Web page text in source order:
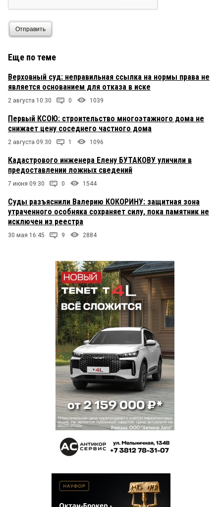
Отправить
Еще по теме
Верховный суд: неправильная ссылка на нормы права не
является основанием для отказа в иске
2 августа 10:30 0 1039
Первый КСОЮ: строительство многоэтажного дома не
снижает цену соседнего частного дома
2 августа 09:30 1 1096
Кадастрового инженера Елену БУТАКОВУ уличили в
предоставлении ложных сведений
7 июня 09:30 0 1544
Суды разъяснили Валерию КОКОРИНУ: защитная зона
утраченного особняка сохраняет силу, пока памятник не
исключен из реестра
30 мая 16:45 9 2884